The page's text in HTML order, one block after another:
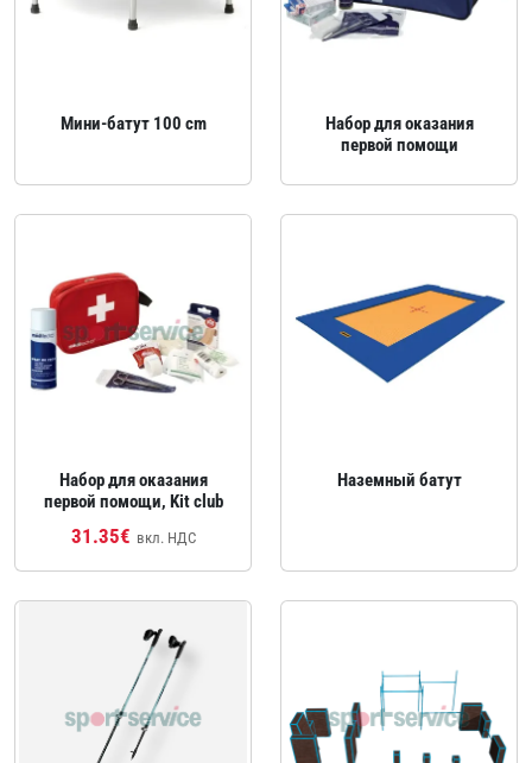
Мини‑батут 100 cm
Набор для оказания
первой помощи
Набор для оказания
первой помощи, Kit club
31.35€ вкл. НДС
Наземный батут